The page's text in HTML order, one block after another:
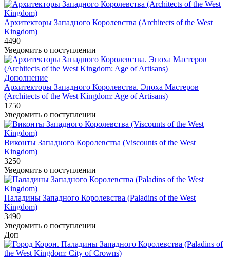
Архитекторы Западного Королевства (Architects of the West
Kingdom)
4490
Уведомить о поступлении
Дополнение
Архитекторы Западного Королевства. Эпоха Мастеров
(Architects of the West Kingdom: Age of Artisans)
1750
Уведомить о поступлении
Виконты Западного Королевства (Viscounts of the West
Kingdom)
3250
Уведомить о поступлении
Паладины Западного Королевства (Paladins of the West
Kingdom)
3490
Уведомить о поступлении
Доп